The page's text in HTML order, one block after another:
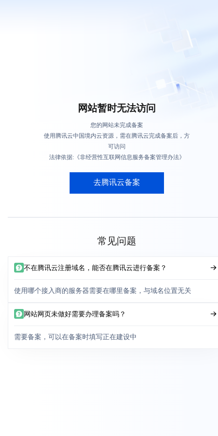
网站暂时无法访问
您的网站未完成备案
使用腾讯云中国境内云资源，需在腾讯云完成备案后，方
可访问
法律依据:《非经营性互联网信息服务备案管理办法》
去腾讯云备案
常见问题
不在腾讯云注册域名，能否在腾讯云进行备案？
使用哪个接入商的服务器需要在哪里备案，与域名位置无关
网站网页未做好需要办理备案吗？
需要备案，可以在备案时填写正在建设中